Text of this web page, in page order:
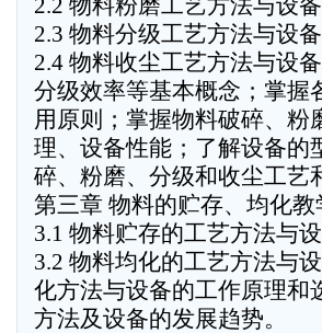
2.2 物料粉磨工艺方法与设备
2.3 物料分级工艺方法与设备
2.4 物料收尘工艺方法与设
分级效率等基本概念；掌握
用原则；掌握物料破碎、
理、设备性能；了解设备的
碎、粉磨、分级和收尘工艺
第三章 物料的贮存、均化教
3.1 物料贮存的工艺方法与
3.2 物料均化的工艺方法与
化方法与设备的工作原理和
方法及设备的发展趋势。